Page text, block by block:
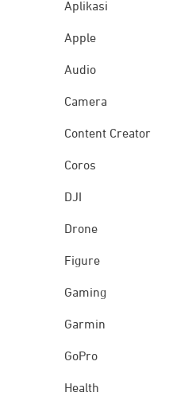
Aplikasi
Apple
Audio
Camera
Content Creator
Coros
DJI
Drone
Figure
Gaming
Garmin
GoPro
Health